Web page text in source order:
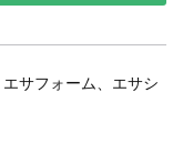
サフォーム、エサシ